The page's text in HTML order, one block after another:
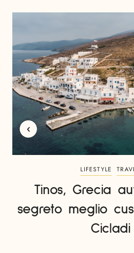
LIFESTYLE
Tinos, Grecia
segreto meglio
Cicladi